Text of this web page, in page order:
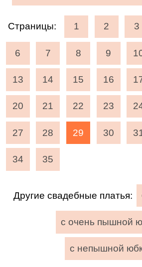
Страницы: 1 2 3
6 7 8 9
13 14 15 16
20 21 22 23
27 28 29 30
34 35
Другие свадебные платья:
с очень пышной
с непышной